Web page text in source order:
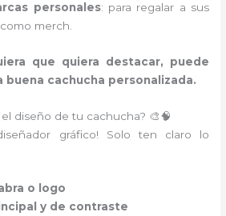
personales: para regalar a sus
merch.
que quiera destacar, puede
buena cachucha personalizada.
diseño de tu cachucha? 🎨🧠
gráfico! Solo ten claro lo
o logo
y de contraste